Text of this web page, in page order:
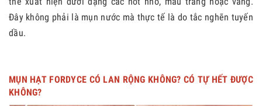
Đây không phải là mụn nước mà thực tế là do tắc nghẽn tuyến
dầu.
MỤN HẠT FORDYCE CÓ LAN RỘNG KHÔNG? CÓ TỰ HẾT ĐƯỢC
KHÔNG?